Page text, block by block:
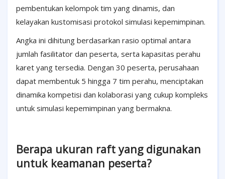
pembentukan kelompok tim yang dinamis, dan
kelayakan kustomisasi protokol simulasi kepemimpinan.
Angka ini dihitung berdasarkan rasio optimal antara
jumlah fasilitator dan peserta, serta kapasitas perahu
karet yang tersedia. Dengan 30 peserta, perusahaan
dapat membentuk 5 hingga 7 tim perahu, menciptakan
dinamika kompetisi dan kolaborasi yang cukup kompleks
untuk simulasi kepemimpinan yang bermakna.
Berapa ukuran raft yang digunakan
untuk keamanan peserta?